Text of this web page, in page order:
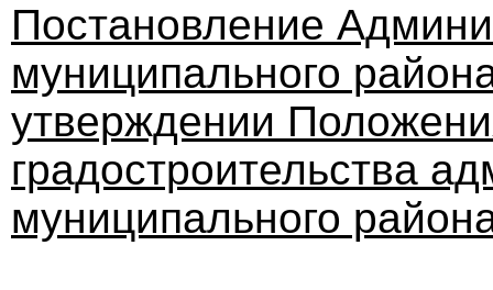
Постановление
муниципального
утверждении
градостроительства
муниципального